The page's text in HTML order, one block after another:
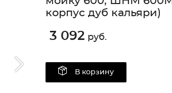
Unable to load the
корпус дуб кальяри)
3 092 руб.
В корзину